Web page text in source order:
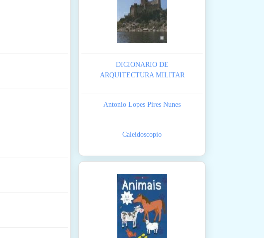
DICIONARIO DE
ARQUITECTURA MILITAR
Antonio Lopes Pires Nunes
Caleidoscopio